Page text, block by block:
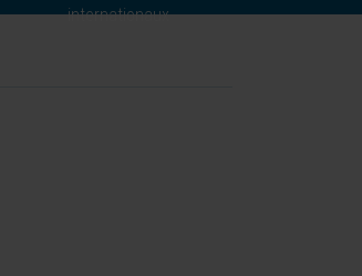
internationaux